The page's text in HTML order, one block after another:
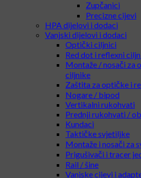
Zupčanici
Precizne cijevi
HPA dijelovi i dodaci
Vanjski dijelovi i dodaci
Optički ciljnici
Red dot i reflexni
Montaže / nosači za
ciljnike
Zaštita za optičke i
Nogare / bipod
Vertikalni rukohvati
Prednji rukohvati /
Kundaci
Taktičke svjetiljke
Montaže i nosači za
Prigušivači i tracer
Rail / šine
Vanjske cijevi i